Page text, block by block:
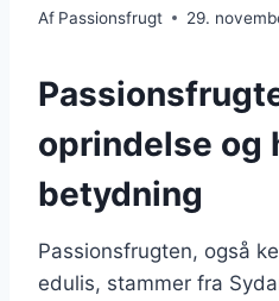
Af Passionsfrugt 29.
oprindelse og
betydning
Passionsfrugten, også
edulis, stammer fra